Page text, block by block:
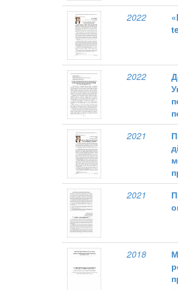
2022
2022
2021
2021
2018